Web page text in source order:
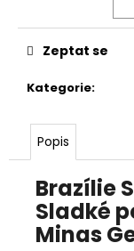
Kategorie:
Zeptat se
Popis
Brazílie
Sladké
Minas